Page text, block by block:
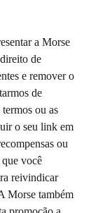
a Morse
de
e remover o
de
ou as
o seu link em
ou
você
reivindicar
Morse também